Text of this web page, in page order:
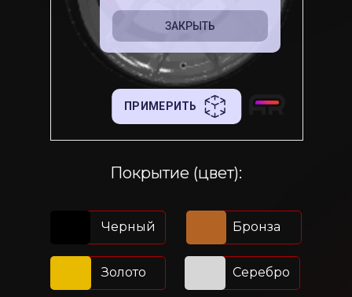
Покрытие (цвет):
Черный
Серебро
Золото
Бронза